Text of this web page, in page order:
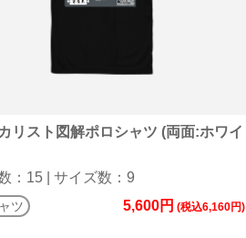
リスト図解ポロシャツ (両面:ホワイ
：15 | サイズ数：9
ツ 5,600円 (税込6,160円)